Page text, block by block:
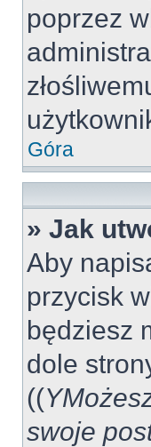
poprzez
Góra
» Jak
Aby
przycisk
będziesz
dole
((
swoje